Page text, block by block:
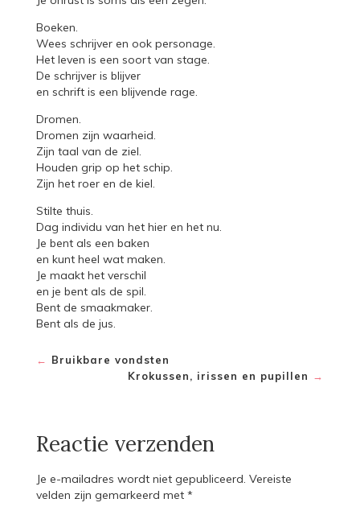
Boeken.
Wees schrijver en ook personage.
Het leven is een soort van stage.
De schrijver is blijver
en schrift is een blijvende rage.
Dromen.
Dromen zijn waarheid.
Zijn taal van de ziel.
Houden grip op het schip.
Zijn het roer en de kiel.
Stilte thuis.
Dag individu van het hier en het nu.
Je bent als een baken
en kunt heel wat maken.
Je maakt het verschil
en je bent als de spil.
Bent de smaakmaker.
Bent als de jus.
← Bruikbare vondsten
Krokussen, irissen en pupillen →
Reactie verzenden
Je e-mailadres wordt niet gepubliceerd. Vereiste
velden zijn gemarkeerd met *